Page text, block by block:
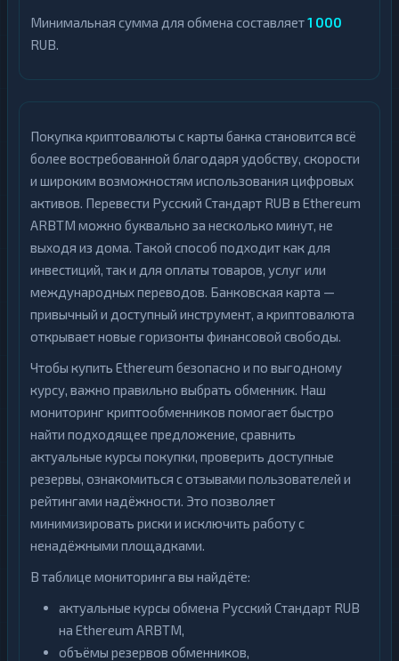
Минимальная сумма для обмена составляет1 000
RUB.
Покупка криптовалюты с карты банка становится всё
более востребованной благодаря удобству, скорости
и широким возможностям использования цифровых
активов. Перевести Русский Стандарт RUB в Ethereum
ARBTM можно буквально за несколько минут, не
выходя из дома. Такой способ подходит как для
инвестиций, так и для оплаты товаров, услуг или
международных переводов. Банковская карта —
привычный и доступный инструмент, а криптовалюта
открывает новые горизонты финансовой свободы.
Чтобы купить Ethereum безопасно и по выгодному
курсу, важно правильно выбрать обменник. Наш
мониторинг криптообменников помогает быстро
найти подходящее предложение, сравнить
актуальные курсы покупки, проверить доступные
резервы, ознакомиться с отзывами пользователей и
рейтингами надёжности. Это позволяет
минимизировать риски и исключить работу с
ненадёжными площадками.
В таблице мониторинга вы найдёте:
актуальные курсы обмена Русский Стандарт RUB
на Ethereum ARBTM,
объёмы резервов обменников,